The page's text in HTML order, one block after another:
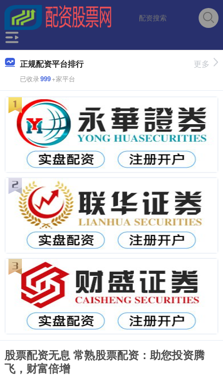
正规配资平台排行
已收录999+家平台
更多
股票配资无息 常熟股票配资：助您投资腾
飞，财富倍增